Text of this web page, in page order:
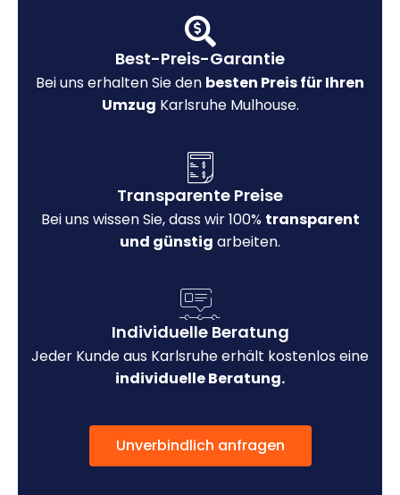
Best-Preis-Garantie
Bei uns erhalten Sie den besten Preis für Ihren
Umzug Karlsruhe Mulhouse.
Transparente Preise
Bei uns wissen Sie, dass wir 100% transparent
und günstig arbeiten.
Individuelle Beratung
Jeder Kunde aus Karlsruhe erhält kostenlos eine
individuelle Beratung.
Unverbindlich anfragen